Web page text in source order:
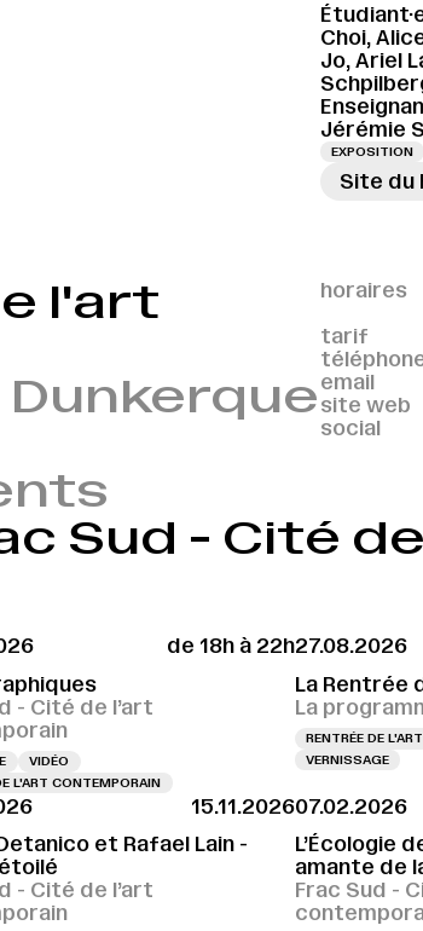
Choi,
Jo, Ariel
Jérémie
EXPOSITION
Site du
l'art
horaires
tarif
email
site web
social
Sud - Cité
de 18h à 22h
- Cité de l’art
VIDÉO
L'ART CONTEMPORAIN
27.08.2026
La Rentrée
La
RENTRÉE DE
VERNISSAGE
15.11.2026
et Rafael Lain -
- Cité de l’art
07.02.2026
L’Écologie
amante de
Frac Sud -